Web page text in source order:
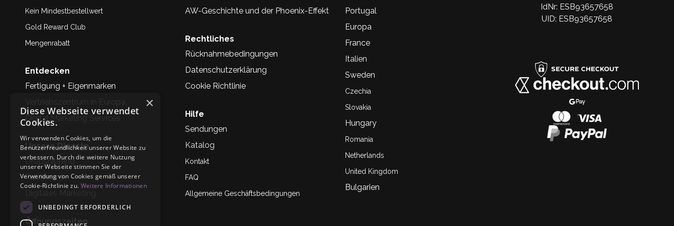
Kein Mindestbestellwert
Gold Reward Club
Mengenrabatt
Entdecken
Fertigung + Eigenmarken
Vertriebszentrum in Europa
Digital Marketing Services
Unsere Dienste
Dropshipping
Fullfilment
Digitales Marketing
Öffnungszeiten
AW-Geschichte und der Phoenix-Effekt
Rechtliches
Rücknahmebedingungen
Datenschutzerklärung
Cookie Richtlinie
Hilfe
Sendungen
Katalog
Kontakt
FAQ
Allgemeine Geschäftsbedingungen
Portugal
Europa
France
Italien
Sweden
Czechia
Slovakia
Hungary
Romania
Netherlands
United Kingdom
Bulgarien
IdNr: ESB93657658
UID: ESB93657658
×
Diese Webseite verwendet
Cookies.
Wir verwenden Cookies, um die
Benutzerfreundlichkeit unserer Website zu
verbessern. Durch die weitere Nutzung
unserer Webseite stimmen Sie der
Verwendung von Cookies gemäß unserer
Cookie-Richtlinie zu. Weitere Informationen
UNBEDINGT ERFORDERLICH